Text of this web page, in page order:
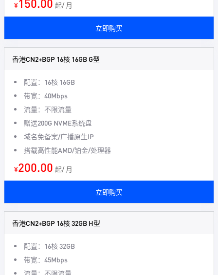
¥150.00 起/ 月
立即购买
香港CN2+BGP 16核 16GB G型
配置：16核 16GB
带宽：40Mbps
流量：不限流量
赠送200G NVME系统盘
域名免备案/广播原生IP
搭载高性能AMD/铂金/处理器
¥200.00 起/ 月
立即购买
香港CN2+BGP 16核 32GB H型
配置：16核 32GB
带宽：45Mbps
流量：不限流量